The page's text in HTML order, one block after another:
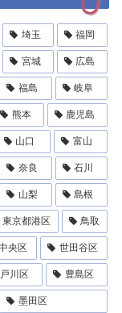
埼玉 福岡
宮城 広島
福島 岐阜
熊本 鹿児島
山口 富山
奈良 石川
山梨 島根
東京都港区 鳥取
央区 世田谷区
川区 豊島区
墨田区